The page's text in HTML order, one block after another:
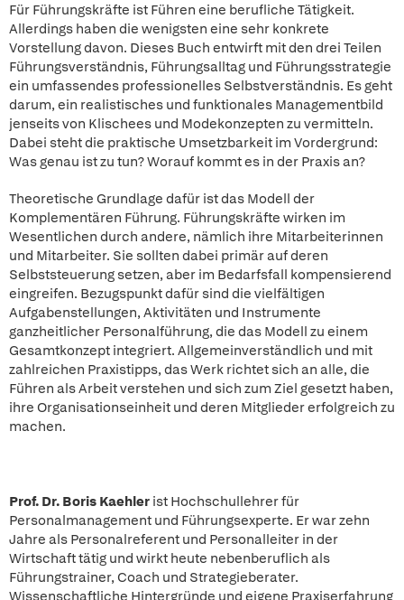
Für Führungskräfte ist Führen eine berufliche Tätigkeit.
Allerdings haben die wenigsten eine sehr konkrete
Vorstellung davon. Dieses Buch entwirft mit den drei Teilen
Führungsverständnis, Führungsalltag und Führungsstrategie
ein umfassendes professionelles Selbstverständnis. Es geht
darum, ein realistisches und funktionales Managementbild
jenseits von Klischees und Modekonzepten zu vermitteln.
Dabei steht die praktische Umsetzbarkeit im Vordergrund:
Was genau ist zu tun? Worauf kommt es in der Praxis an?
Theoretische Grundlage dafür ist das Modell der
Komplementären Führung. Führungskräfte wirken im
Wesentlichen durch andere, nämlich ihre Mitarbeiterinnen
und Mitarbeiter. Sie sollten dabei primär auf deren
Selbststeuerung setzen, aber im Bedarfsfall kompensierend
eingreifen. Bezugspunkt dafür sind die vielfältigen
Aufgabenstellungen, Aktivitäten und Instrumente
ganzheitlicher Personalführung, die das Modell zu einem
Gesamtkonzept integriert. Allgemeinverständlich und mit
zahlreichen Praxistipps, das Werk richtet sich an alle, die
Führen als Arbeit verstehen und sich zum Ziel gesetzt haben,
ihre Organisationseinheit und deren Mitglieder erfolgreich zu
machen.
Prof. Dr. Boris Kaehler ist Hochschullehrer für
Personalmanagement und Führungsexperte. Er war zehn
Jahre als Personalreferent und Personalleiter in der
Wirtschaft tätig und wirkt heute nebenberuflich als
Führungstrainer, Coach und Strategieberater.
Wissenschaftliche Hintergründe und eigene Praxiserfahrung